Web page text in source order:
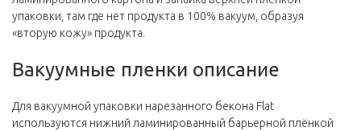
упаковки, там где нет продукта в 100% вакуум, образуя
«вторую кожу» продукта.
Вакуумные пленки описание
Для вакуумной упаковки нарезанного бекона Flat
используются нижний ламинированный барьерной плёнкой